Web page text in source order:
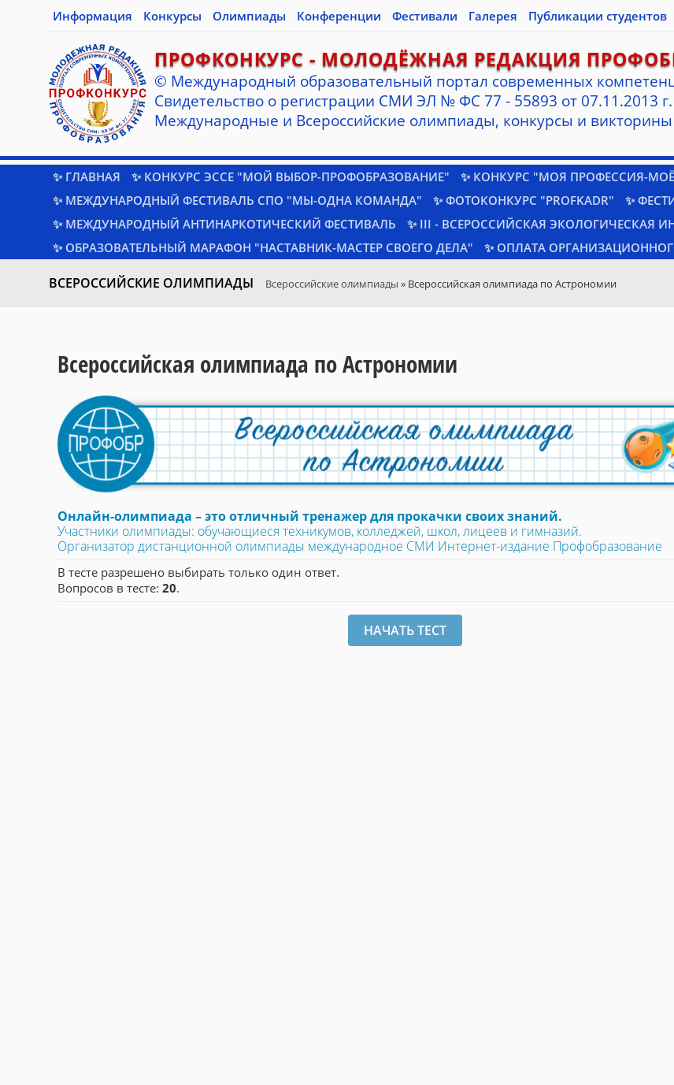
Информация Конкурсы Олимпиады Конференции Фестивали Галерея Публикации студентов
ПРОФКОНКУРС - МОЛОДЁЖНАЯ РЕДАКЦИЯ
© Международный образовательный портал современных
Cвидетельство о регистрации СМИ ЭЛ № ФС 77 - 55893 от 07.11.2013 г.
Международные и Всероссийские олимпиады, конкурсы и викторины
✨ ГЛАВНАЯ ✨ КОНКУРС ЭССЕ "МОЙ ВЫБОР-ПРОФОБРАЗОВАНИЕ"
✨ КОНКУРС "МОЯ ПРОФЕССИЯ-
✨ МЕЖДУНАРОДНЫЙ ФЕСТИВАЛЬ СПО "МЫ-ОДНА КОМАНДА"
✨ ФОТОКОНКУРС "PROFKADR"
✨
✨ МЕЖДУНАРОДНЫЙ АНТИНАРКОТИЧЕСКИЙ ФЕСТИВАЛЬ
✨ III - ВСЕРОССИЙСКАЯ ЭКОЛОГИЧЕСКАЯ
✨ ОБРАЗОВАТЕЛЬНЫЙ МАРАФОН "НАСТАВНИК-МАСТЕР СВОЕГО ДЕЛА"
✨ ОПЛАТА
ВСЕРОССИЙСКИЕ ОЛИМПИАДЫ Всероссийские олимпиады » Всероссийская олимпиада по Астрономии
Всероссийская олимпиада по Астрономии
Онлайн-олимпиада – это отличный тренажер для прокачки своих знаний.
Участники олимпиады: обучающиеся техникумов, колледжей, школ, лицеев и гимназий.
Организатор дистанционной олимпиады международное СМИ Интернет-издание Профобразование
В тесте разрешено выбирать только один ответ.
Вопросов в тесте: 20.